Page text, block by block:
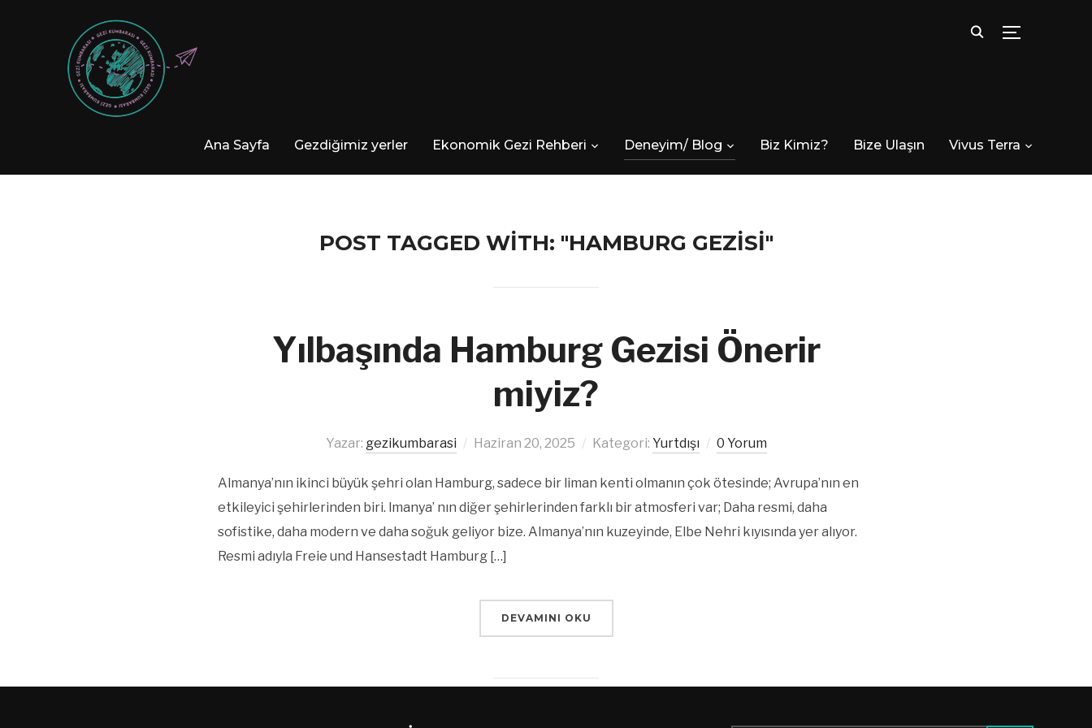
Ana Sayfa Gezdiğimiz yerler Ekonomik Gezi Rehberi Deneyim/ Blog Biz Kimiz? Bize Ulaşın Vivus Terra
POST TAGGED WITH: "HAMBURG GEZISI"
Yılbaşında Hamburg Gezisi Önerir
miyiz?
Yazar: gezikumbarasi Haziran 20, 2025 Kategori: Yurtdışı 0 Yorum
Almanya’nın ikinci büyük şehri olan Hamburg, sadece bir liman kenti olmanın çok ötesinde; Avrupa’nın en
etkileyici şehirlerinden biri. lmanya’ nın diğer şehirlerinden farklı bir atmosferi var; Daha resmi, daha
sofistike, daha modern ve daha soğuk geliyor bize. Almanya’nın kuzeyinde, Elbe Nehri kıyısında yer alıyor.
Resmi adıyla Freie und Hansestadt Hamburg […]
DEVAMINI OKU